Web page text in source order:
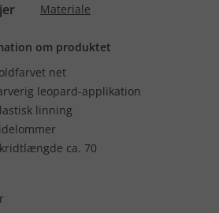
Materiale
om produktet
net
leopard-applikation
linning
ca. 70